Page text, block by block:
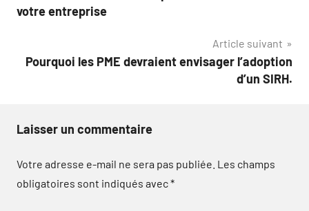
l’article
votre entreprise
Article suivant
Pourquoi les PME devraient envisager l’adoption
d’un SIRH.
Laisser un commentaire
Votre adresse e-mail ne sera pas publiée. Les champs
obligatoires sont indiqués avec*